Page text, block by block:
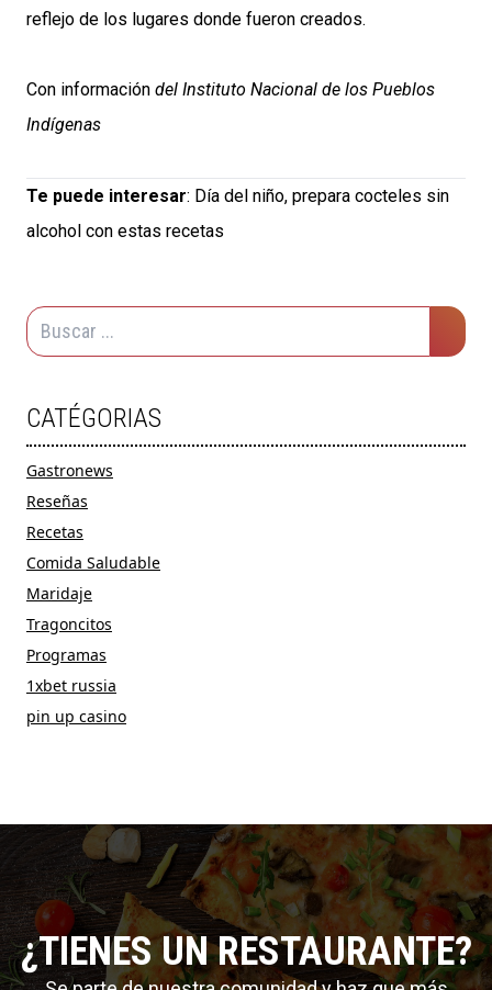
reflejo de los lugares donde fueron creados.
Con información del Instituto Nacional de los Pueblos
Indígenas
Te puede interesar: Día del niño, prepara cocteles sin
alcohol con estas recetas
CATÉGORIAS
Gastronews
Reseñas
Recetas
Comida Saludable
Maridaje
Tragoncitos
Programas
1xbet russia
pin up casino
¿TIENES UN RESTAURANTE?